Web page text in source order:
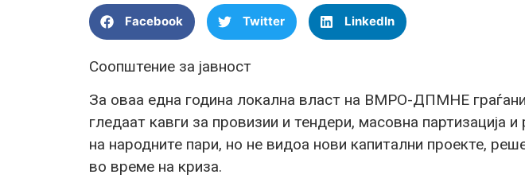
Facebook Twitter LinkedIn
Соопштение за јавност
За оваа една година локална власт на ВМРО-ДПМНЕ
гледаат кавги за провизии и тендери, масовна партизација
на народните пари, но не видоа нови капитални проекте,
во време на криза.